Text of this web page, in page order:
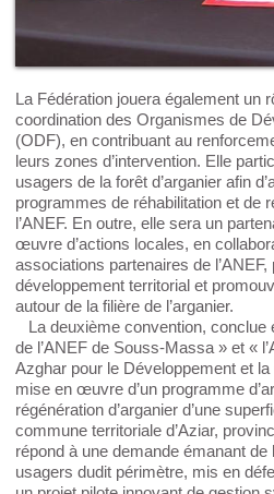
La Fédération jouera également un rôle central dans la
coordination des Organismes de
(ODF), en contribuant au
leurs zones d’intervention. Elle
usagers de la forêt d’arganier afin
programmes de réhabilitation et de
l’ANEF. En outre, elle sera un
œuvre d’actions locales, en
associations partenaires de
développement territorial et
autour de la filière de l’arganier.
La deuxième convention, conclue
de l’ANEF de Souss-Massa » et «
Azghar pour le Développement et
mise en œuvre d’un programme
régénération d’arganier d’une
commune territoriale d’Aziar,
répond à une demande émanant de
usagers dudit périmètre, mis en